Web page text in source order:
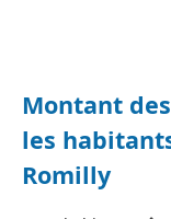
Montant
les
Romilly